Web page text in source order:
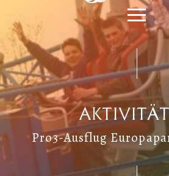
Pro3-Ausflug